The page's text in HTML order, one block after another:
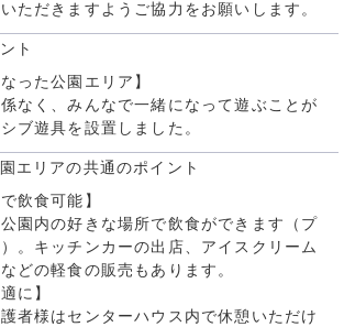
ただきますようご協力をお願いします。
ト
った公園エリア】
なく、みんなで一緒になって遊ぶことが
ブ遊具を設置しました。
エリアの共通のポイント
飲食可能】
園内の好きな場所で飲食ができます（プ
。キッチンカーの出店、アイスクリーム
どの軽食の販売もあります。
に】
者様はセンターハウス内で休憩いただけ